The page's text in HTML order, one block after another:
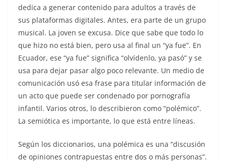
dedica a generar contenido para adultos a través de
sus plataformas digitales. Antes, era parte de un grupo
musical. La joven se excusa. Dice que sabe que todo lo
que hizo no está bien, pero usa al final un “ya fue”. En
Ecuador, ese “ya fue” significa “olvídenlo, ya pasó” y se
usa para dejar pasar algo poco relevante. Un medio de
comunicación usó esa frase para titular información de
un acto que puede ser condenado por pornografía
infantil. Varios otros, lo describieron como “polémico”.
La semiótica es importante, lo que está entre líneas.
Según los diccionarios, una polémica es una “discusión
de opiniones contrapuestas entre dos o más personas”.